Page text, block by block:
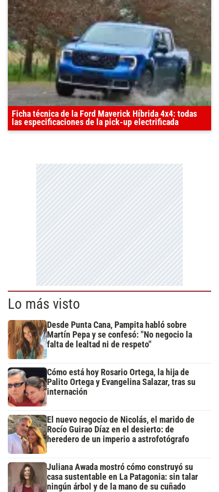
Ficha técnica de la Ford Maverick Híbrida 4x4: todas
las especificaciones de la pick-up electrificada
Lo más visto
Desde Punta Cana, Pampita habló sobre
Martín Pepa y se confesó: "No negocio la
falta de lealtad ni de respeto"
Cómo está hoy Rosario Ortega, la hija de
Palito Ortega y Evangelina Salazar, tras su
internación
El nuevo negocio de Nicolás, el marido de
Rocío Guirao Díaz en el desierto: de
heredero de un imperio a astrofotógrafo
Juliana Awada mostró cómo construyó su
casa sustentable en La Patagonia: sin talar
ningún árbol y de la mano de su cuñado